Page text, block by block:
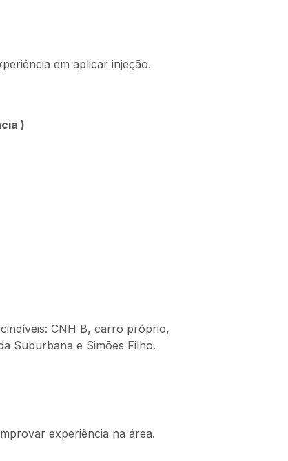
em aplicar injeção.
)
CNH B, carro próprio,
Suburbana e Simões Filho.
experiência na área.